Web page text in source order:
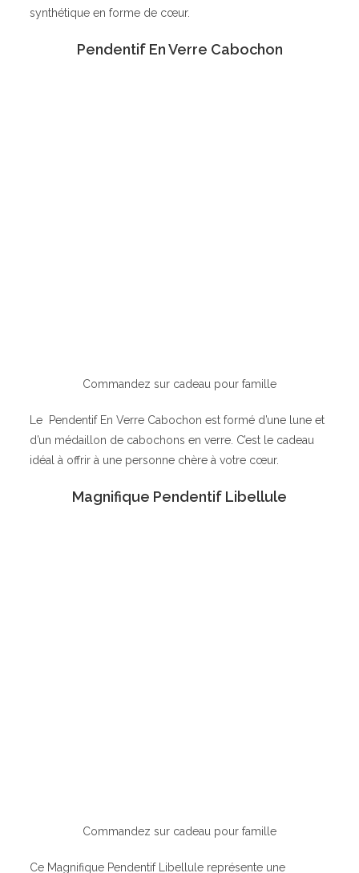
synthétique en forme de cœur.
Pendentif En Verre Cabochon
Commandez sur cadeau pour famille
Le Pendentif En Verre Cabochon est formé d’une lune et
d’un médaillon de cabochons en verre. C’est le cadeau
idéal à offrir à une personne chère à votre cœur.
Magnifique Pendentif Libellule
Commandez sur cadeau pour famille
Ce Magnifique Pendentif Libellule représente une